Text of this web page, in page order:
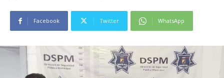
Facebook Twitter WhatsApp